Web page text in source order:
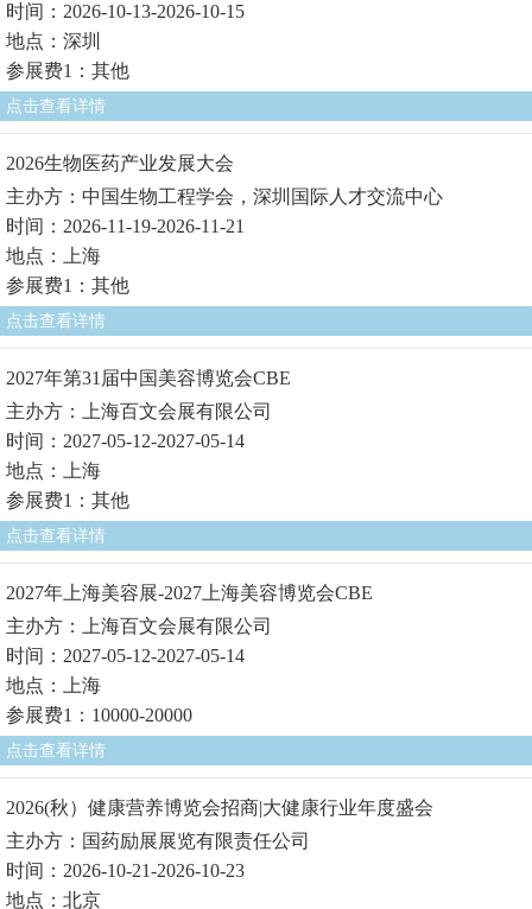
时间：2026-10-13-2026-10-15
地点：深圳
参展费1：其他
点击查看详情
2026生物医药产业发展大会
主办方：中国生物工程学会，深圳国际人才交流中心
时间：2026-11-19-2026-11-21
地点：上海
参展费1：其他
点击查看详情
2027年第31届中国美容博览会CBE
主办方：上海百文会展有限公司
时间：2027-05-12-2027-05-14
地点：上海
参展费1：其他
点击查看详情
2027年上海美容展-2027上海美容博览会CBE
主办方：上海百文会展有限公司
时间：2027-05-12-2027-05-14
地点：上海
参展费1：10000-20000
点击查看详情
2026(秋）健康营养博览会招商|大健康行业年度盛会
主办方：国药励展展览有限责任公司
时间：2026-10-21-2026-10-23
地点：北京